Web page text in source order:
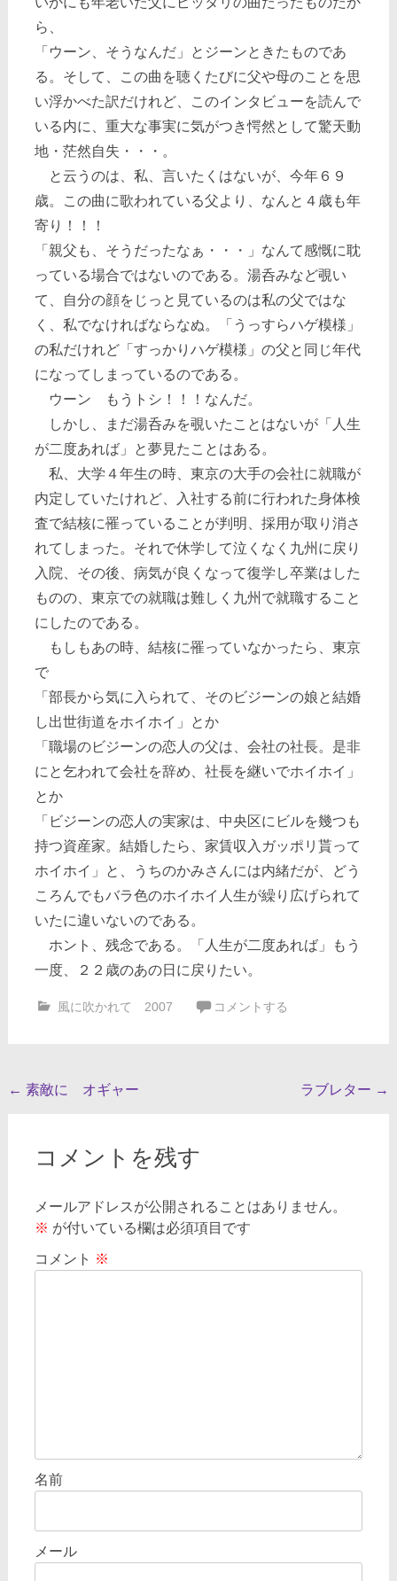
ら、
「ウーン、そうなんだ」とジーンときたものであ
る。そして、この曲を聴くたびに父や母のことを思
い浮かべた訳だけれど、このインタビューを読んで
いる内に、重大な事実に気がつき愕然として驚天動
地・茫然自失・・・。
と云うのは、私、言いたくはないが、今年６９
歳。この曲に歌われている父より、なんと４歳も年
寄り！！！
「親父も、そうだったなぁ・・・」なんて感慨に耽
っている場合ではないのである。湯呑みなど覗い
て、自分の顔をじっと見ているのは私の父ではな
く、私でなければならなぬ。「うっすらハゲ模様」
の私だけれど「すっかりハゲ模様」の父と同じ年代
になってしまっているのである。
ウーン もうトシ！！！なんだ。
しかし、まだ湯呑みを覗いたことはないが「人生
が二度あれば」と夢見たことはある。
私、大学４年生の時、東京の大手の会社に就職が
内定していたけれど、入社する前に行われた身体検
査で結核に罹っていることが判明、採用が取り消さ
れてしまった。それで休学して泣くなく九州に戻り
入院、その後、病気が良くなって復学し卒業はした
ものの、東京での就職は難しく九州で就職すること
にしたのである。
もしもあの時、結核に罹っていなかったら、東京
で
「部長から気に入られて、そのビジーンの娘と結婚
し出世街道をホイホイ」とか
「職場のビジーンの恋人の父は、会社の社長。是非
にと乞われて会社を辞め、社長を継いでホイホイ」
とか
「ビジーンの恋人の実家は、中央区にビルを幾つも
持つ資産家。結婚したら、家賃収入ガッポリ貰って
ホイホイ」と、うちのかみさんには内緒だが、どう
ころんでもバラ色のホイホイ人生が繰り広げられて
いたに違いないのである。
ホント、残念である。「人生が二度あれば」もう
一度、２２歳のあの日に戻りたい。
風に吹かれて 2007 コメントする
投
← 素敵に オギャー ラブレター →
コメントを残す
メールアドレスが公開されることはありません。
※ が付いている欄は必須項目です
コメント ※
名前
メール